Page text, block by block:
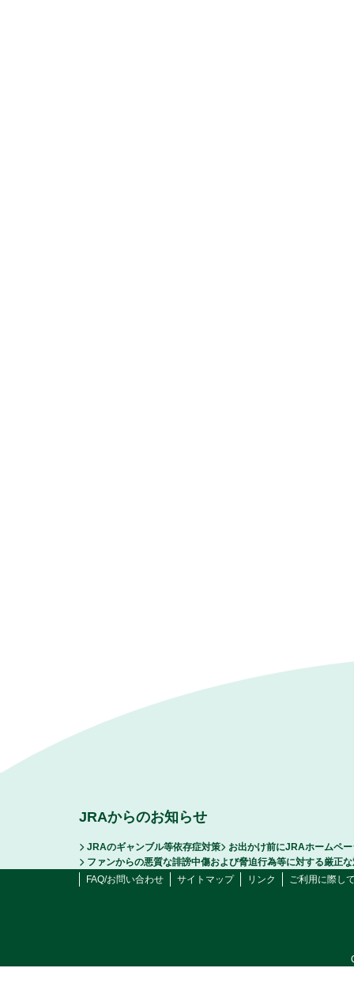
JRAからのお知らせ
JRAのギャンブル等依存症対策
お出かけ前にJRAホームペ
ファンからの悪質な誹謗中傷および脅迫行為等に対する厳正
FAQ/お問い合わせ
サイトマップ リンク ご利用に際し